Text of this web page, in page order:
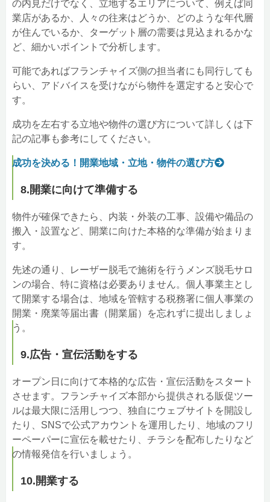
の内見だけでなく、立地するエリアについて、例えば同
業店があるか、人々の往来はどうか、どのような年代層
が住んでいるか、ターゲット層の需要は見込まれるかな
ど、細かいポイントで分析します。
可能であればフランチャイズ側の担当者にも同行しても
らい、アドバイスを受けながら物件を選定すると安心で
す。
成功を左右する立地や物件の選び方について詳しくは下
記の記事も参考にしてください。
成功を決める！開業地域・立地・物件の選び方
8.開業に向けて準備する
物件が確保できたら、内装・外装の工事、設備や備品の
搬入・設置など、開業に向けた本格的な準備が始まりま
す。
先述の通り、レーザー脱毛で施術を行うメンズ脱毛サロ
ンの場合、特に資格は必要ありません。個人事業主とし
て開業する場合は、地域を管轄する税務署に個人事業の
開業・廃業等届出書（開業届）を忘れずに提出しましょ
う。
9.広告・宣伝活動をする
オープン日に向けて本格的な広告・宣伝活動をスタート
させます。フランチャイズ本部から提供される販促ツー
ルは最大限に活用しつつ、独自にウェブサイトを開設し
たり、SNSで公式アカウントを運用したり、地域のフリ
ーペーパーに宣伝を載せたり、チラシを配布したりなど
の情報発信を行いましょう。
10.開業する